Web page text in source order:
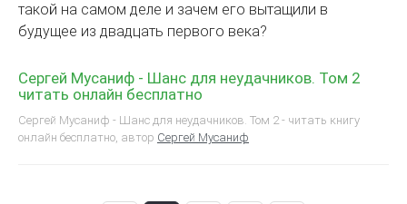
такой на самом деле и зачем его вытащили в
будущее из двадцать первого века?
Сергей Мусаниф - Шанс для неудачников. Том 2
читать онлайн бесплатно
Сергей Мусаниф - Шанс для неудачников. Том 2 - читать книгу
онлайн бесплатно, автор Сергей Мусаниф